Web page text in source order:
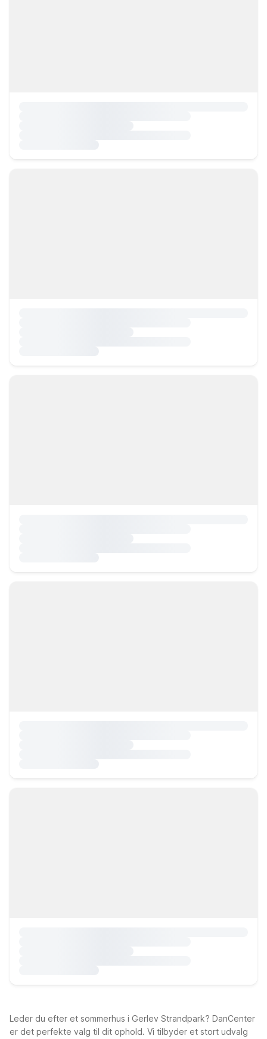
Leder du efter et sommerhus i Gerlev Strandpark? DanCenter
er det perfekte valg til dit ophold. Vi tilbyder et stort udvalg